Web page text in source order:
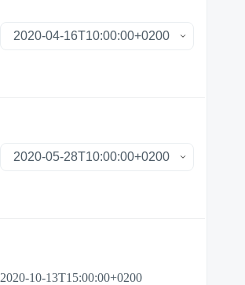
2020-10-13T15:00:00+0200